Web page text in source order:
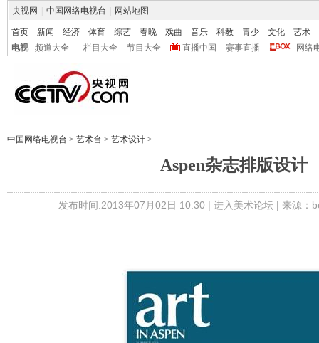
央视网 中国网络电视台 网站地图
首页 新闻 经济 体育 综艺 春晚 戏曲 音乐 科教 青少 文化
艺术
电视
频道大全 栏目大全 节目大全 直播中国 赛事直播 网络
中国网络电视台 > 艺术台 > 艺术设计 >
Aspen杂志排版设计
发布时间:2013年07月02日 10:30 | 进入美术论坛 | 来源：